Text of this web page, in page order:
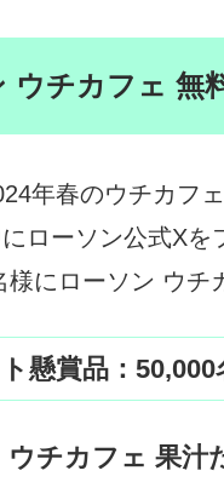
ウチカフェ 無
年春のウチカフ
ローソン公式Xを
にローソン ウチ
懸賞品：50,000
ウチカフェ 果